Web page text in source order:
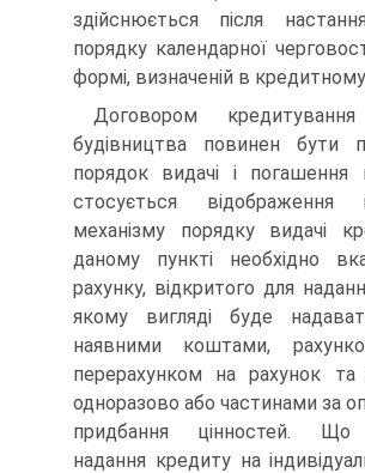
здійснюється після
порядку календарної
формі, визначеній в
Договором
будівництва повинен бути
порядок видачі і
стосується відображення
механізму порядку видачі
даному пункті необхідно
рахунку, відкритого для
якому вигляді буде
наявними коштами,
перерахунком на рахунок
одноразово або частинами за
придбання цінностей. Що
надання кредиту на